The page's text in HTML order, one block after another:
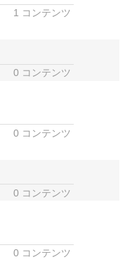
1 コンテンツ
0 コンテンツ
0 コンテンツ
0 コンテンツ
0 コンテンツ